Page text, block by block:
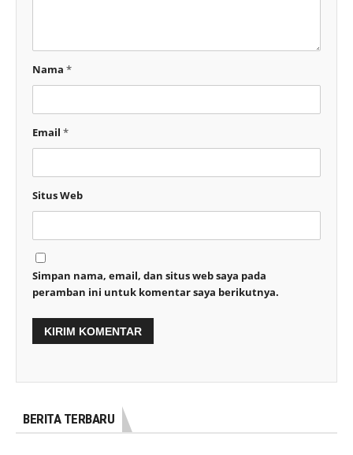
Nama *
Email *
Situs Web
Simpan nama, email, dan situs web saya pada
peramban ini untuk komentar saya berikutnya.
BERITA TERBARU